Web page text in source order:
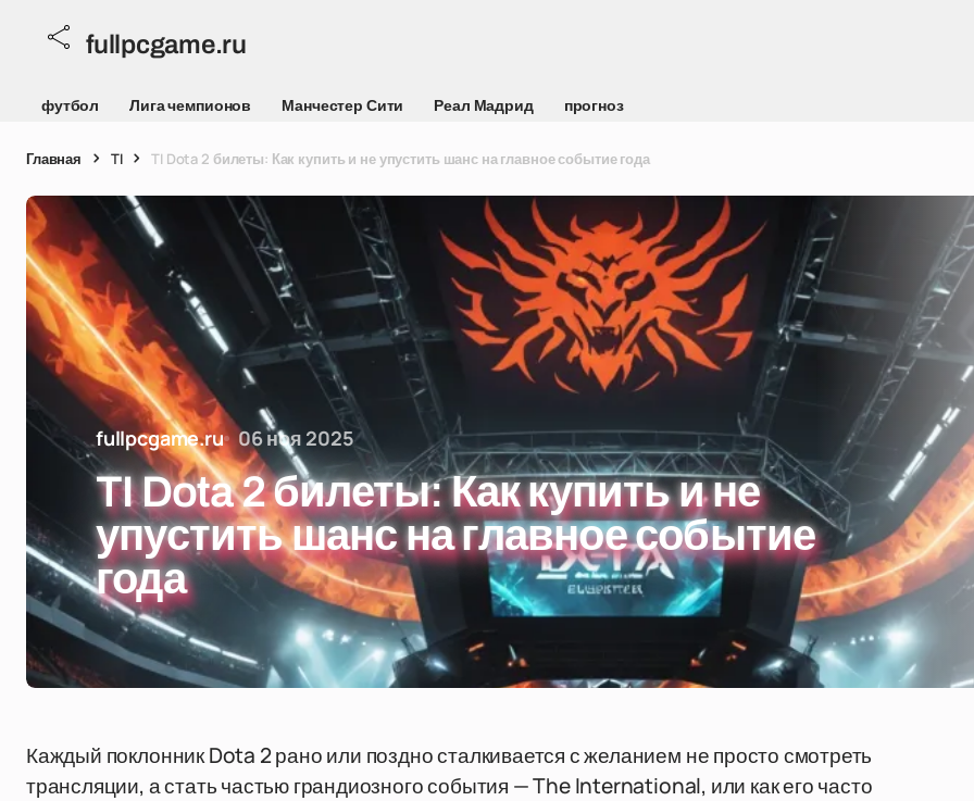
fullpcgame.ru
футбол Лига чемпионов Манчестер Сити Реал Мадрид прогноз
Главная TI TI Dota 2 билеты: Как купить и не упустить шанс на главное событие года
fullpcgame.ru 06 ноя 2025
TI Dota 2 билеты: Как купить и не
упустить шанс на главное событие
года
Каждый поклонник Dota 2 рано или поздно сталкивается с желанием не просто смотреть
трансляции, а стать частью грандиозного события — The International, или как его часто